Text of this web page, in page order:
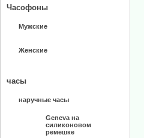
Часофоны
Мужские
Женские
часы
наручные часы
Geneva на
силиконовом
ремешке